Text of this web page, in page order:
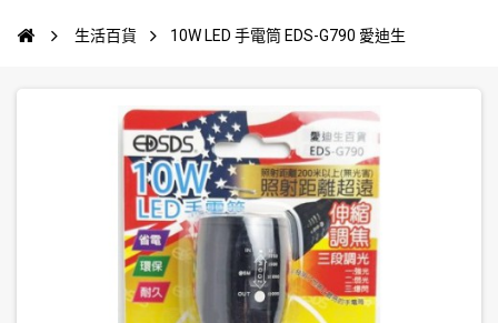
生活百貨 10W LED 手電筒 EDS-G790 愛迪生